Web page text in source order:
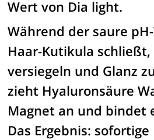
Wert von Dia light.
Während der saure
Haar-Kutikula schließt,
versiegeln und Glanz
zieht Hyaluronsäure
Magnet an und bindet
Das Ergebnis: